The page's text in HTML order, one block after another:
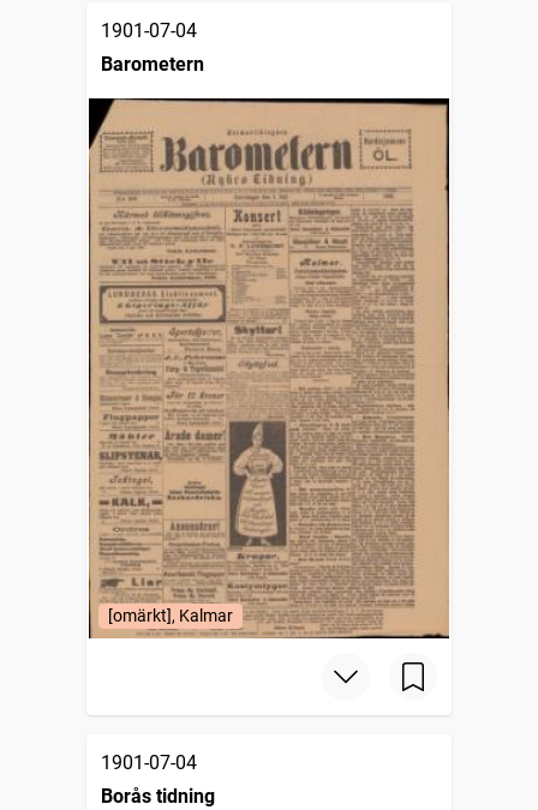
1901-07-04
Barometern
[omärkt], Kalmar
1901-07-04
Borås tidning